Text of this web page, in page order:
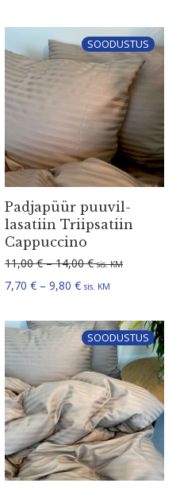
69,90 € kuni 108,90 €
€ kuni 76,23 €
SOODUSTUS
Padjapüür puuvil­
la­satiin Triip­satiin
Cappuccino
11,00€ – 14,00€Hinnavahemik:
sis. KM
7,70 € – 9,80 €Hinnavahemik:
sis. KM
SOODUSTUS